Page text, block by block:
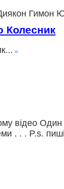
Гимон
Колесник
відео Один
. . . P.s.